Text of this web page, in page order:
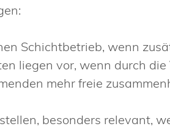
Schichtbetrieb, wenn
liegen vor, wenn durch
mehr freie
besonders relevant,